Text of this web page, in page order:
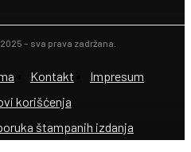
– sva prava zadržana.
Kontakt
Impresum
korišćenja
štampanih izdanja